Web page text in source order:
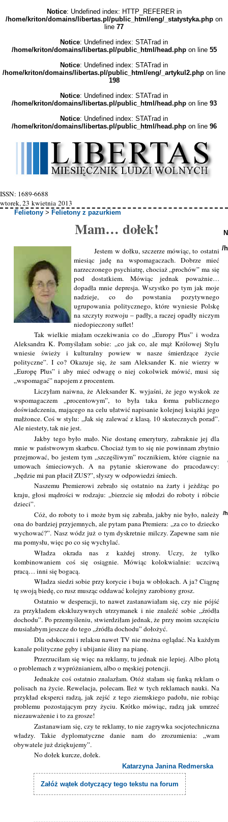
Notice: Undefined index: HTTP_REFERER in
/home/kriton/domains/libertas.pl/public_html/eng/_statystyka.php on
line 77
Notice: Undefined index: STATrad in
/home/kriton/domains/libertas.pl/public_html/head.phpon line 55
Notice: Undefined index: STATrad in
/home/kriton/domains/libertas.pl/public_html/eng/_artykul2.php on line
198
Notice: Undefined index: STATrad in
/home/kriton/domains/libertas.pl/public_html/head.phpon line 93
Notice: Undefined index: STATrad in
/home/kriton/domains/libertas.pl/public_html/head.phpon line 96
ISSN: 1689-6688
wtorek, 23 kwietnia 2013
Felietony >Felietony z pazurkiem
Mam… dołek!
Jestem w dołku, szczerze mówiąc, to ostatni
miesiąc jadę na wspomagaczach. Dobrze mieć
narzeczonego psychiatrę, chociaż „prochów” ma się
pod dostatkiem. Mówiąc jednak poważnie…
dopadła mnie depresja. Wszystko po tym jak moje
nadzieje, co do powstania pozytywnego
ugrupowania politycznego, które wyniesie Polskę
na szczyty rozwoju – padły, a raczej opadły niczym
niedopieczony suflet!
Tak wielkie miałam oczekiwania co do „Europy Plus” i wodza
Aleksandra K. Pomyślałam sobie: „co jak co, ale mąż Królowej Stylu
wniesie świeży i kulturalny powiew w nasze śmierdzące życie
polityczne”. I co? Okazuje się, że sam Aleksander K. nie wierzy w
„Europę Plus” i aby mieć odwagę o niej cokolwiek mówić, musi się
„wspomagać” napojem z procentem.
Liczyłam naiwna, że Aleksander K. wyjaśni, że jego wyskok ze
wspomagaczem „procentowym”, to była taka forma publicznego
doświadczenia, mającego na celu ułatwić napisanie kolejnej książki jego
małżonce. Coś w stylu: „Jak się zalewać z klasą. 10 skutecznych porad”.
Ale niestety, tak nie jest.
Jakby tego było mało. Nie dostanę emerytury, zabraknie jej dla
mnie w państwowym skarbcu. Chociaż tym to się nie powinnam zbytnio
przejmować, bo jestem tym „szczęśliwym” rocznikiem, które ciągnie na
umowach śmieciowych. A na pytanie skierowane do pracodawcy:
„będzie mi pan płacił ZUS?”, słyszy w odpowiedzi śmiech.
Naszemu Premierowi zebrało się ostatnio na żarty i jeżdżąc po
kraju, głosi mądrości w rodzaju: „bierzcie się młodzi do roboty i róbcie
dzieci”.
Cóż, do roboty to i może bym się zabrała, jakby nie było, należy
ona do bardziej przyjemnych, ale pytam pana Premiera: „za co to dziecko
wychować?”. Nasz wódz już o tym dyskretnie milczy. Zapewne sam nie
ma pomysłu, więc po co się wychylać.
Władza okrada nas z każdej strony. Uczy, że tylko
kombinowaniem coś się osiągnie. Mówiąc kolokwialnie: uczciwą
pracą… inni się bogacą.
Władza siedzi sobie przy korycie i buja w obłokach. A ja? Ciągnę
tę swoją biedę, co rusz musząc oddawać kolejny zarobiony grosz.
Ostatnio w desperacji, to nawet zastanawiałam się, czy nie pójść
za przykładem ekskluzywnych utrzymanek i nie znaleźć sobie „źródła
dochodu”. Po przemyśleniu, stwierdziłam jednak, że przy moim szczęściu
musiałabym jeszcze do tego „źródła dochodu” dołożyć.
Dla odskoczni i relaksu nawet TV nie można oglądać. Na każdym
kanale polityczne gęby i ubijanie śliny na pianę.
Przerzuciłam się więc na reklamy, tu jednak nie lepiej. Albo plotą
o problemach z wypróżnianiem, albo o męskiej potencji.
Jednakże coś ostatnio znalazłam. Otóż stałam się fanką reklam o
polisach na życie. Rewelacja, polecam. Ileż w tych reklamach nauki. Na
przykład eksperci radzą, jak zejść z tego ziemskiego padołu, nie robiąc
problemu pozostającym przy życiu. Krótko mówiąc, radzą jak umrzeć
niezauważenie i to za grosze!
Zastanawiam się, czy te reklamy, to nie zagrywka socjotechniczna
władzy. Takie dyplomatyczne danie nam do zrozumienia: „wam
obywatele już dziękujemy”.
No dołek kurcze, dołek.
Katarzyna Janina Redmerska
Załóż wątek dotyczący tego tekstu na forum
/
/